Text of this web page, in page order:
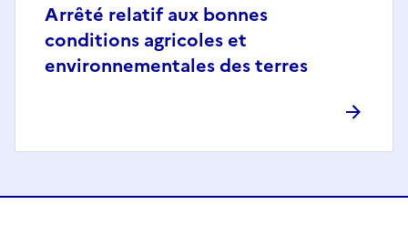
Arrêté relatif aux bonnes
conditions agricoles et
environnementales des terres